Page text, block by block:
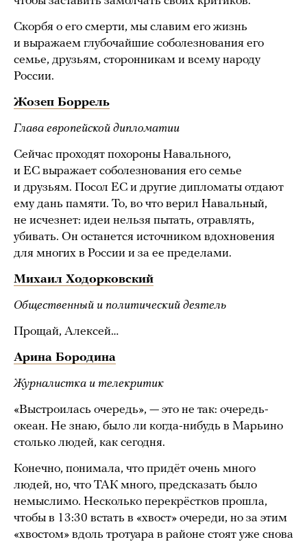
Скорбя о его смерти, мы славим его жизнь
и выражаем глубочайшие соболезнования его
семье, друзьям, сторонникам и всему народу
России.
Жозеп Боррель
Глава европейской дипломатии
Сейчас проходят похороны Навального,
и ЕС выражает соболезнования его семье
и друзьям. Посол ЕС и другие дипломаты отдают
ему дань памяти. То, во что верил Навальный,
не исчезнет: идеи нельзя пытать, отравлять,
убивать. Он останется источником вдохновения
для многих в России и за ее пределами.
Михаил Ходорковский
Общественный и политический деятель
Прощай, Алексей…
Арина Бородина
Журналистка и телекритик
«Выстроилась очередь», — это не так: очередь-
океан. Не знаю, было ли когда-нибудь в Марьино
столько людей, как сегодня.
Конечно, понимала, что придёт очень много
людей, но, что ТАК много, предсказать было
немыслимо. Несколько перекрёстков прошла,
чтобы в 13:30 встать в «хвост» очереди, но за этим
«хвостом» вдоль тротуара в районе стоят уже снова